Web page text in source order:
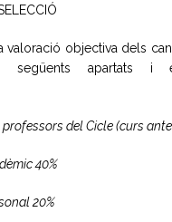
valoració objectiva dels
següents apartats i
del Cicle (curs
40%
20%